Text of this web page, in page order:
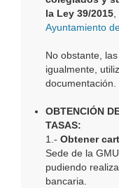
la Ley 39/2015,
Ayuntamiento
No obstante,
igualmente,
documentación.
OBTENCIÓN
TASAS:
1.- Obtener
Sede de la
pudiendo
bancaria.